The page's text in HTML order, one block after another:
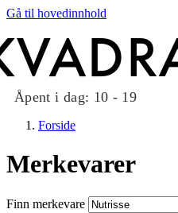
Gå til hovedinnhold
Åpent i dag: 10 - 19
Butikker
Forside
Merkevarer
Finn merkevare